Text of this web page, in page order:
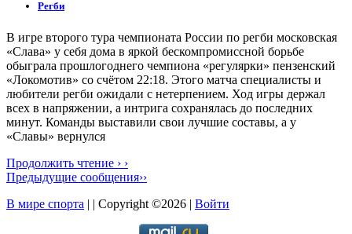
Регби
В игре второго тура чемпионата России по регби московская
«Слава» у себя дома в яркой бескомпромиссной борьбе
обыграла прошлогоднего чемпиона «регулярки» пензенский
«Локомотив» со счётом 22:18. Этого матча специалисты и
любители регби ожидали с нетерпением. Ход игры держал
всех в напряжении, а интрига сохранялась до последних
минут. Команды выставили свои лучшие составы, а у
«Славы» вернулся
Продолжить чтение › ›
Предыдущие сообщения››
В мире спорта | | Copyright ©2026 | Войти